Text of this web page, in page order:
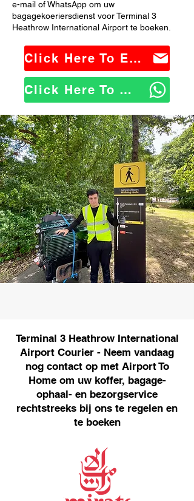
e-mail of WhatsApp om uw
bagagekoeriersdienst voor Terminal 3
Heathrow International Airport te boeken.
Click Here To Email Us
Click Here To WhatsApp Us
Terminal 3 Heathrow International
Airport Courier - Neem vandaag
nog contact op met Airport To
Home om uw koffer, bagage-
ophaal- en bezorgservice
rechtstreeks bij ons te regelen en
te boeken